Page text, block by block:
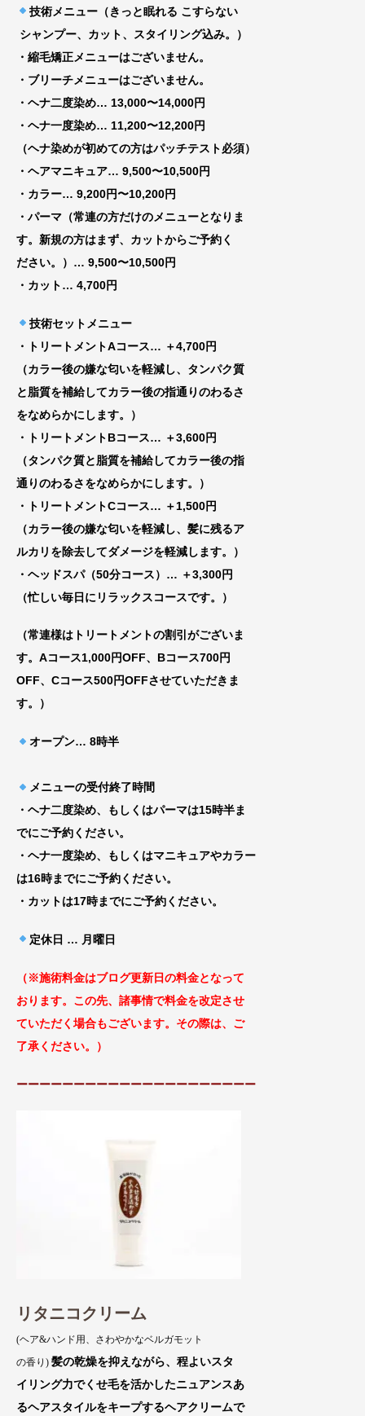
技術メニュー（きっと眠れる こすらない
シャンプー、カット、スタイリング込み。）
・縮毛矯正メニューはございません。
・ブリーチメニューはございません。
・ヘナ二度染め… 13,000〜14,000円
・ヘナ一度染め… 11,200〜12,200円
（ヘナ染めが初めての方はパッチテスト必須）
・ヘアマニキュア… 9,500〜10,500円
・カラー… 9,200円〜10,200円
・パーマ（常連の方だけのメニューとなりま
す。新規の方はまず、カットからご予約く
ださい。）… 9,500〜10,500円
・カット… 4,700円
技術セットメニュー
・トリートメントAコース… ＋4,700円
（カラー後の嫌な匂いを軽減し、タンパク質
と脂質を補給してカラー後の指通りのわるさ
をなめらかにします。）
・トリートメントBコース… ＋3,600円
（タンパク質と脂質を補給してカラー後の指
通りのわるさをなめらかにします。）
・トリートメントCコース… ＋1,500円
（カラー後の嫌な匂いを軽減し、髪に残るア
ルカリを除去してダメージを軽減します。）
・ヘッドスパ（50分コース）… ＋3,300円
（忙しい毎日にリラックスコースです。）
（常連様はトリートメントの割引がございま
す。Aコース1,000円OFF、Bコース700円
OFF、Cコース500円OFFさせていただきま
す。）
オープン… 8時半
メニューの受付終了時間
・ヘナ二度染め、もしくはパーマは15時半ま
でにご予約ください。
・ヘナ一度染め、もしくはマニキュアやカラー
は16時までにご予約ください。
・カットは17時までにご予約ください。
定休日 … 月曜日
（※施術料金はブログ更新日の料金となって
おります。この先、諸事情で料金を改定させ
ていただく場合もございます。その際は、ご
了承ください。）
ーーーーーーーーーーーーーーーーーーーーー
リタニコクリーム
(ヘア&ハンド用、さわやかなベルガモット
の香り) 髪の乾燥を抑えながら、程よいスタ
イリング力でくせ毛を活かしたニュアンスあ
るヘアスタイルをキープするヘアクリームで